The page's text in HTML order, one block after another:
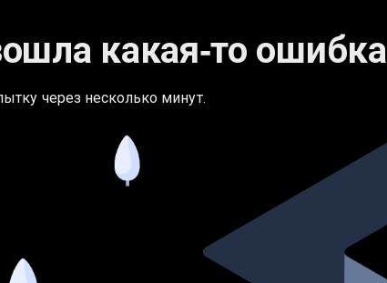
какая‑то ошибка
через несколько минут.